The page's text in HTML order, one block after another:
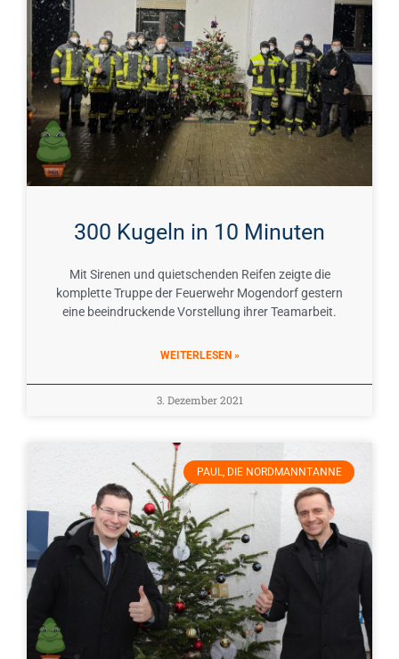
300 Kugeln in 10 Minuten
Mit Sirenen und quietschenden Reifen zeigte die
komplette Truppe der Feuerwehr Mogendorf gestern
eine beeindruckende Vorstellung ihrer Teamarbeit.
WEITERLESEN »
3. Dezember 2021
PAUL, DIE NORDMANNTANNE